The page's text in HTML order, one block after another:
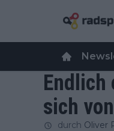
Endlich
sich
durch Oliver